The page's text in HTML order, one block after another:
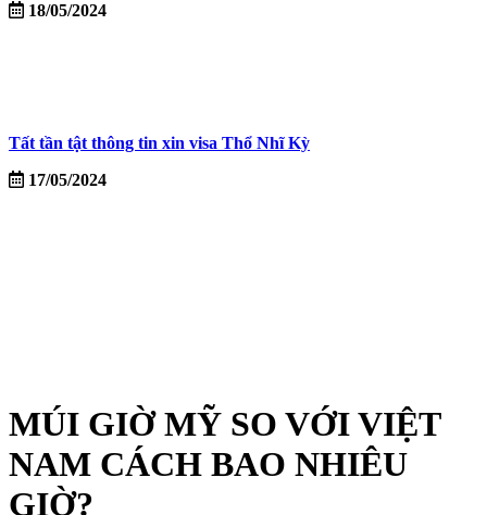
18/05/2024
Tất tần tật thông tin xin visa Thổ Nhĩ Kỳ
17/05/2024
MÚI GIỜ MỸ SO VỚI VIỆT
NAM CÁCH BAO NHIÊU
GIỜ?